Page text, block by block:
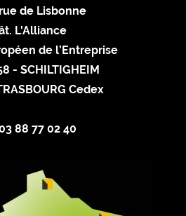
de Lisbonne
L'Alliance
de l’Entreprise
- SCHILTIGHEIM
Cedex
88 77 02 40